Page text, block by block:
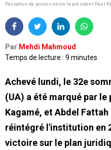
Passation de pouvoir entre le président Paul
Par Mehdi Mahmoud
Temps de lecture : 9 minutes
Achevé lundi, le 32e
(UA) a été marqué par le
Kagamé, et Abdel
réintégré l'institution en
victoire sur le plan